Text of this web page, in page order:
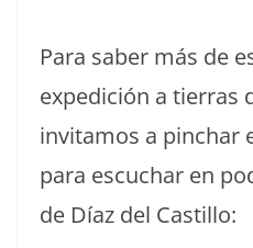
Para saber más de
expedición a tierras
invitamos a pinchar
para escuchar en
de Díaz del Castillo: